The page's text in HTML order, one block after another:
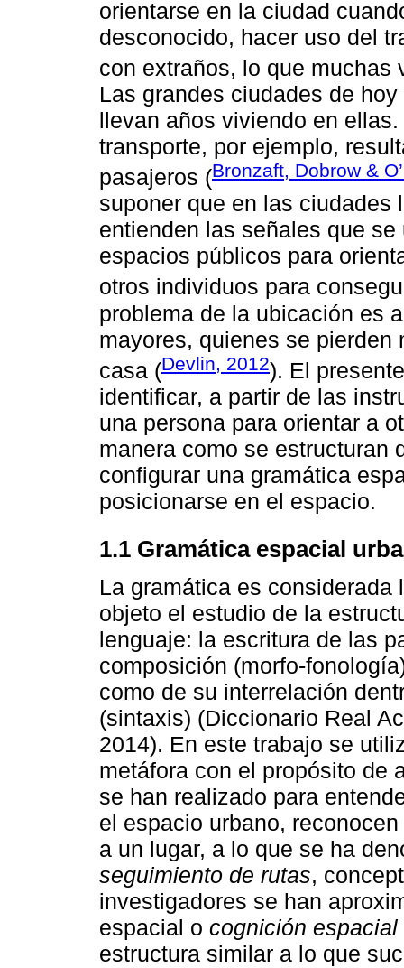
orientarse en la ciudad
desconocido, hacer uso del
con extraños, lo que muchas
Las grandes ciudades de
llevan años viviendo en
transporte, por ejemplo,
pasajeros (Bronzaft, Dobrow &
suponer que en las ciudades
entienden las señales que
espacios públicos para
otros individuos para
problema de la ubicación es
mayores, quienes se pierden
casa (Devlin, 2012). El
identificar, a partir de las
una persona para orientar a
manera como se estructuran
configurar una gramática
posicionarse en el espacio.
1.1 Gramática espacial
La gramática es
objeto el estudio de la
lenguaje: la escritura de las
composición (morfo-
como de su interrelación
(sintaxis) (Diccionario Real
2014). En este trabajo se
metáfora con el propósito de
se han realizado para
el espacio urbano,
a un lugar, a lo que se ha
seguimiento de rutas,
investigadores se han
espacial o cognición espacial
estructura similar a lo que